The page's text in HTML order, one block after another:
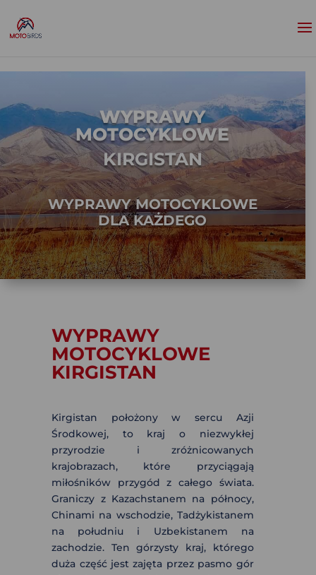
WYPRAWY
MOTOCYKLOWE
KIRGISTAN
WYPRAWY MOTOCYKLOWE
DLA KAŻDEGO
WYPRAWY
MOTOCYKLOWE
KIRGISTAN
Kirgistan położony w sercu Azji
Środkowej, to kraj o niezwykłej
przyrodzie i zróżnicowanych
krajobrazach, które przyciągają
miłośników przygód z całego świata.
Graniczy z Kazachstanem na północy,
Chinami na wschodzie, Tadżykistanem
na południu i Uzbekistanem na
zachodzie. Ten górzysty kraj, którego
duża część jest zajęta przez pasmo gór